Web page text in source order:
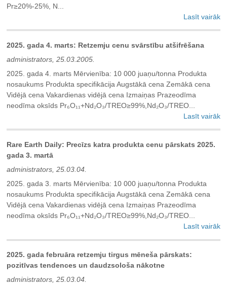
Pr≥20%-25%, N...
Lasīt vairāk
2025. gada 4. marts: Retzemju cenu svārstību atšifrēšana
administrators, 25.03.2005.
2025. gada 4. marts Mērvienība: 10 000 juaņu/tonna Produkta
nosaukums Produkta specifikācija Augstākā cena Zemākā cena
Vidējā cena Vakardienas vidējā cena Izmaiņas Prazeodīma
neodīma oksīds Pr₆O₁₁+Nd₂O₃/TREO≥99%,Nd₂O₃/TREO...
Lasīt vairāk
Rare Earth Daily: Precīzs katra produkta cenu pārskats 2025.
gada 3. martā
administrators, 25.03.04.
2025. gada 3. marts Mērvienība: 10 000 juaņu/tonna Produkta
nosaukums Produkta specifikācija Augstākā cena Zemākā cena
Vidējā cena Vakardienas vidējā cena Izmaiņas Prazeodīma
neodīma oksīds Pr₆O₁₁+Nd₂O₃/TREO≥99%,Nd₂O₃/TREO...
Lasīt vairāk
2025. gada februāra retzemju tirgus mēneša pārskats:
pozitīvas tendences un daudzsološa nākotne
administrators, 25.03.04.